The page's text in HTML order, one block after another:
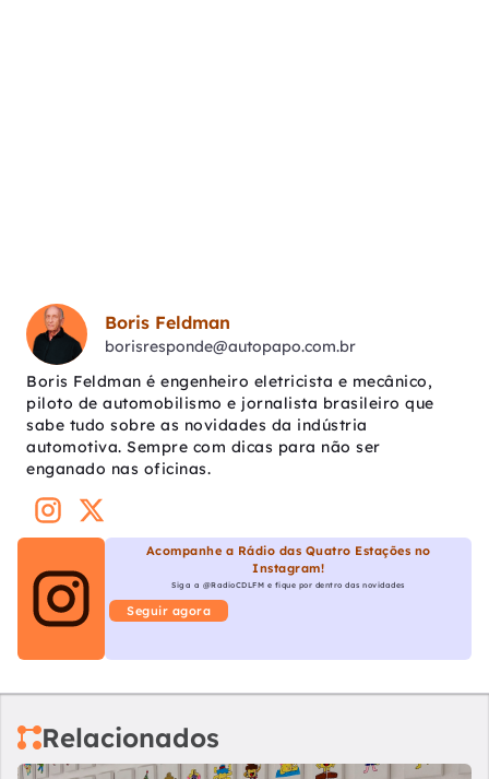
Boris Feldman
borisresponde@autopapo.com.br
Boris Feldman é engenheiro eletricista e mecânico,
piloto de automobilismo e jornalista brasileiro que
sabe tudo sobre as novidades da indústria
automotiva. Sempre com dicas para não ser
enganado nas oficinas.
Acompanhe a Rádio das Quatro Estações no
Instagram!
Siga a @RadioCDLFM e fique por dentro das novidades
Seguir agora
Relacionados